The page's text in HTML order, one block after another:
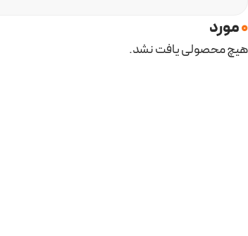
0مورد
هیچ محصولی یافت نشد.